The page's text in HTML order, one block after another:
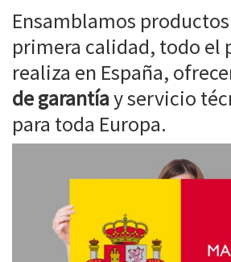
Ensamblamos
primera calidad, todo el
realiza en España,
de garantíay servicio
para toda Europa.